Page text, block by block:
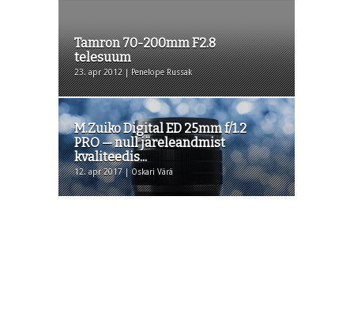
Tamron 70-200mm F2.8
telesuum
23. apr 2012 | Penelope Russak
M.Zuiko Digital ED 25mm f/1.2
PRO — null järeleandmist
kvaliteedis...
12. apr 2017 | Oskari Värä